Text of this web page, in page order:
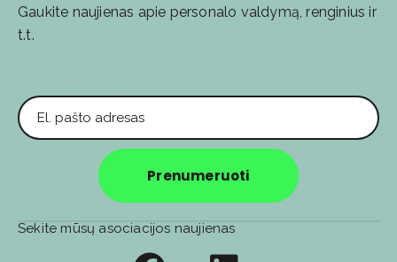
Gaukite naujienas apie personalo valdymą, renginius ir
t.t.
Prenumeruoti
Sekite mūsų asociacijos naujienas